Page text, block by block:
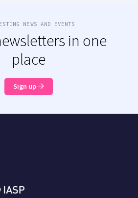
NEWS AND EVENTS
in one
place
Sign up